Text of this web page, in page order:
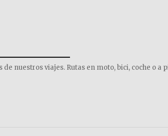
nuestros viajes. Rutas en moto, bici, coche o